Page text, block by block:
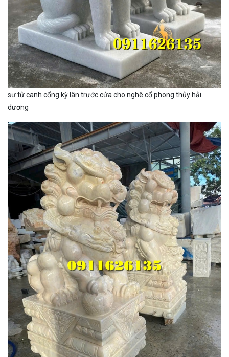
sư tử canh cổng kỳ lân trước cửa cho nghê cổ phong thủy hải
dương